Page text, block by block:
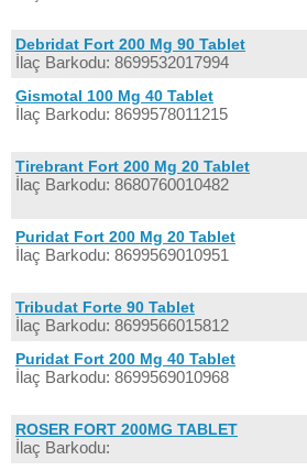
Debridat Fort 200 Mg 90 Tablet
İlaç Barkodu: 8699532017994
Gismotal 100 Mg 40 Tablet
İlaç Barkodu: 8699578011215
Tirebrant Fort 200 Mg 20 Tablet
İlaç Barkodu: 8680760010482
Puridat Fort 200 Mg 20 Tablet
İlaç Barkodu: 8699569010951
Tribudat Forte 90 Tablet
İlaç Barkodu: 8699566015812
Puridat Fort 200 Mg 40 Tablet
İlaç Barkodu: 8699569010968
ROSER FORT 200MG TABLET
İlaç Barkodu: